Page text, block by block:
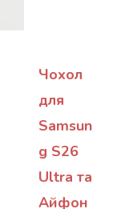
Чохол
для
Samsun
g S26
Ultra та
Айфон